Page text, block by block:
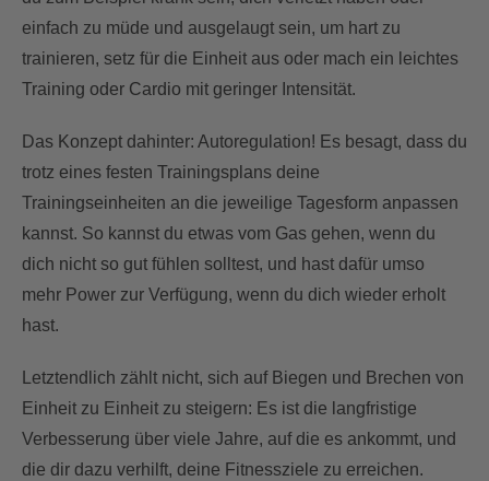
einfach zu müde und ausgelaugt sein, um hart zu
trainieren, setz für die Einheit aus oder mach ein leichtes
Training oder Cardio mit geringer Intensität.
Das Konzept dahinter: Autoregulation! Es besagt, dass du
trotz eines festen Trainingsplans deine
Trainingseinheiten an die jeweilige Tagesform anpassen
kannst. So kannst du etwas vom Gas gehen, wenn du
dich nicht so gut fühlen solltest, und hast dafür umso
mehr Power zur Verfügung, wenn du dich wieder erholt
hast.
Letztendlich zählt nicht, sich auf Biegen und Brechen von
Einheit zu Einheit zu steigern: Es ist die langfristige
Verbesserung über viele Jahre, auf die es ankommt, und
die dir dazu verhilft, deine Fitnessziele zu erreichen.